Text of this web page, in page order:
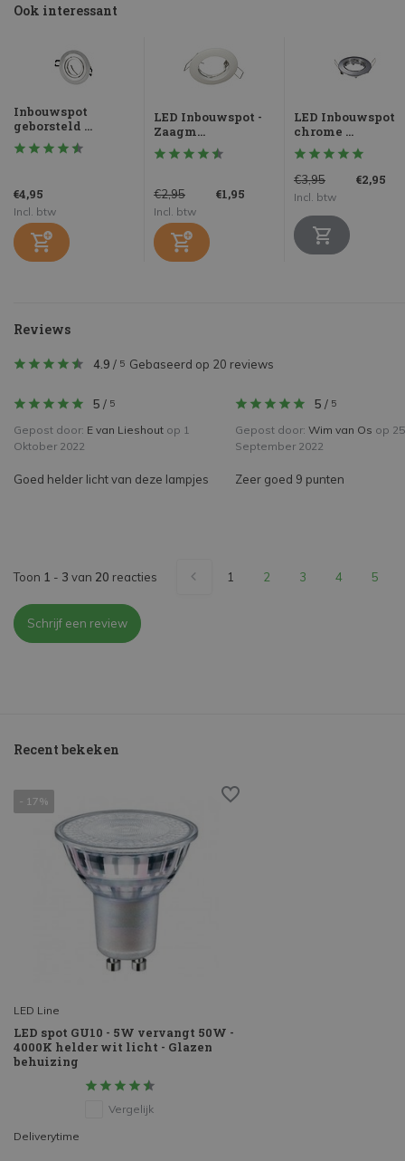
Ook interessant
Inbouwspot
geborsteld ...
€4,95
Incl. btw
LED Inbouwspot -
Zaagm...
€2,95 €1,95
Incl. btw
LED Inbouwspot
chrome ...
€3,95 €2,95
Incl. btw
Reviews
4.9 / 5 Gebaseerd op 20 reviews
5 / 5
Gepost door: E van Lieshout op 1
Oktober 2022
Goed helder licht van deze lampjes
5 / 5
Gepost door: Wim van Os op 25
September 2022
Zeer goed 9 punten
Toon 1 - 3 van 20 reacties 1 2 3 4 5
Schrijf een review
Recent bekeken
- 17%
LED Line
LED spot GU10 - 5W vervangt 50W -
4000K helder wit licht - Glazen
behuizing
Vergelijk
Deliverytime